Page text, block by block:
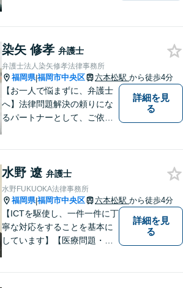
日／夜間も、時間帯等によっ
て対応可です ★法テラス利用
は、一応可能です
染矢 修孝 弁護士
弁護士法人染矢修孝法律事務所
福岡県|福岡市中央区 六本松駅 から徒歩4分
【お一人で悩まずに、弁護士
へ】法律問題解決の頼りにな
るパートナーとして、ご依頼
じめ、「離婚事件」、「損害
賠償請求事件」、「刑事事
件」まで多数の事件の取り扱
い【分割払い可】
詳細を見
る
水野 遼 弁護士
水野FUKUOKA法律事務所
福岡県|福岡市中央区 六本松駅 から徒歩4分
【ICTを駆使し、一件一件に丁
寧な対応をすることを基本に
しています】【医療問題・交
詳細を見
る